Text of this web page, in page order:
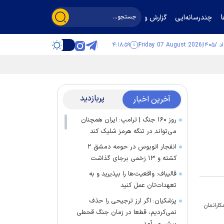
چندرسانه‌ایی گزارش و گفت‌وگو
Friday 07 August 2026 ۴:۱۸:۵۹
آخرین اخبار پربازدید
روز ۱۶۰ جنگ | ترامپ: ایران همچنان
می‌تواند در تنگه هرمز شلیک کند
انفجار اتوبوس در حومه دمشق ۲
کشته و ۱۳ زخمی برجای گذاشت
قالیباف: واقعیت‌ها را بپذیرید و به
تعهدات‌تان عمل کنید
پزشکیان: اگر ارز ترجیحی را حذف
نمی‌کردیم، قطعا در زمان جنگ قحطی